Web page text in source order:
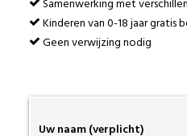
Samenwerking met
Kinderen van 0-18 jaar gratis
Geen verwijzing nodig
Uw naam (verplicht)